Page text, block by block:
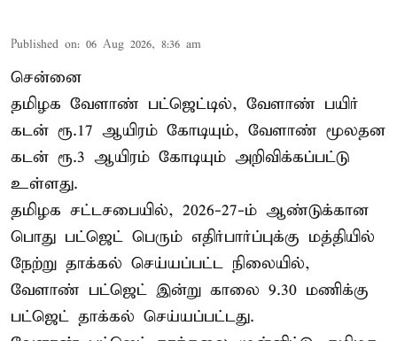
Published on: 06 Aug 2026, 8:36 am
சென்னை
தமிழக வேளாண் பட்ஜெட்டில், வேளாண் பயிர்
கடன் ரூ.17 ஆயிரம் கோடியும், வேளாண் மூலதன
கடன் ரூ.3 ஆயிரம் கோடியும் அறிவிக்கப்பட்டு
உள்ளது.
தமிழக சட்டசபையில், 2026-27-ம் ஆண்டுக்கான
பொது பட்ஜெட் பெரும் எதிர்பார்ப்புக்கு மத்தியில்
நேற்று தாக்கல் செய்யப்பட்ட நிலையில்,
வேளாண் பட்ஜெட் இன்று காலை 9.30 மணிக்கு
பட்ஜெட் தாக்கல் செய்யப்பட்டது.